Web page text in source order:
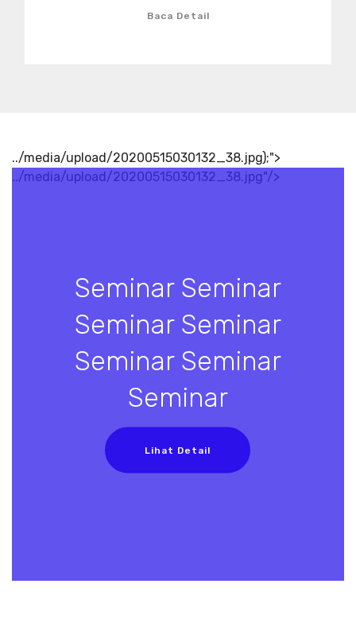
Baca Detail
../media/upload/20200515030132_38.jpg);">
../media/upload/20200515030132_38.jpg"/>
Seminar Seminar
Seminar Seminar
Seminar Seminar
Seminar
Lihat Detail